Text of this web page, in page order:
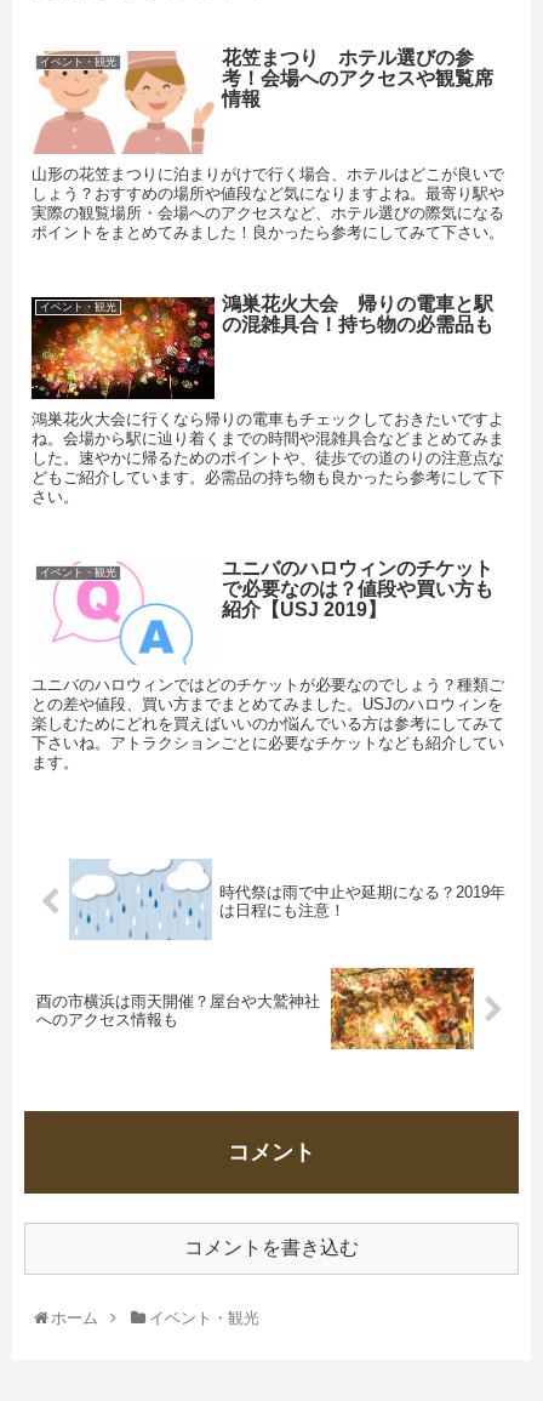
イベント・観光
花笠まつり ホテル選びの参
考！会場へのアクセスや観覧席
情報
山形の花笠まつりに泊まりがけで行く場合、ホテルはどこが良いで
しょう？おすすめの場所や値段など気になりますよね。最寄り駅や
実際の観覧場所・会場へのアクセスなど、ホテル選びの際気になる
ポイントをまとめてみました！良かったら参考にしてみて下さい。
イベント・観光
鴻巣花火大会 帰りの電車と駅
の混雑具合！持ち物の必需品も
鴻巣花火大会に行くなら帰りの電車もチェックしておきたいですよ
ね。会場から駅に辿り着くまでの時間や混雑具合などまとめてみま
した。速やかに帰るためのポイントや、徒歩での道のりの注意点な
どもご紹介しています。必需品の持ち物も良かったら参考にして下
さい。
イベント・観光
ユニバのハロウィンのチケット
で必要なのは？値段や買い方も
紹介【USJ 2019】
ユニバのハロウィンではどのチケットが必要なのでしょう？種類ご
との差や値段、買い方までまとめてみました。USJのハロウィンを
楽しむためにどれを買えばいいのか悩んでいる方は参考にしてみて
下さいね。アトラクションごとに必要なチケットなども紹介してい
ます。
時代祭は雨で中止や延期になる？2019年
は日程にも注意！
酉の市横浜は雨天開催？屋台や大鷲神社
へのアクセス情報も
コメント
コメントを書き込む
ホーム イベント・観光